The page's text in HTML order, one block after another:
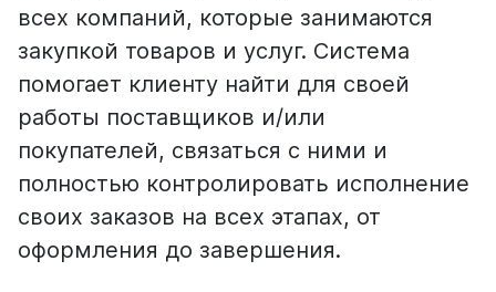
всех компаний, которые занимаются
закупкой товаров и услуг. Система
помогает клиенту найти для своей
работы поставщиков и/или
покупателей, связаться с ними и
полностью контролировать исполнение
своих заказов на всех этапах, от
оформления до завершения.